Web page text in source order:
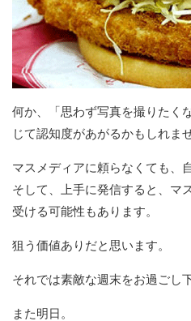
何か、「思わず写真を撮りたく
じて認知度があがるかもしれませ
マスメディアに頼らなくても、
そして、上手に発信すると、マ
受ける可能性もあります。
狙う価値ありだと思います。
それでは素敵な週末をお過ごし
また明日。